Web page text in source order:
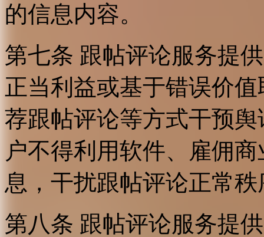
的信息内容。
第七条 跟帖评论服务提
正当利益或基于错误价
荐跟帖评论等方式干预
户不得利用软件、雇佣
息，干扰跟帖评论正常
第八条 跟帖评论服务提